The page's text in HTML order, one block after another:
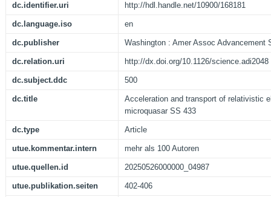
dc.identifier.uri http://hdl.handle.net/10900/168181
dc.language.iso en
dc.publisher Washington : Amer Assoc Advancement
dc.relation.uri http://dx.doi.org/10.1126/science.adi2048
dc.subject.ddc 500
dc.title
Acceleration and transport of relativistic
microquasar SS 433
dc.type Article
utue.kommentar.intern mehr als 100 Autoren
utue.quellen.id 20250526000000_04987
utue.publikation.seiten 402-406